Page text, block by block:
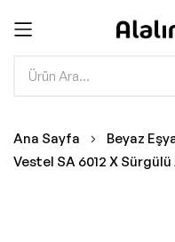
İçeriğe
geç
Ana Sayfa Beyaz
Vestel SA 6012 X